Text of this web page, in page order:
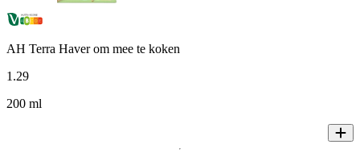
AH Terra Haver om mee te koken
1.29
200 ml